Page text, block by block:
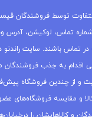
متفاوت توسط فروشندگان
تماس، لوکیشن، آدرس
تماس باشند. سایت راندنو
اقدام به جذب
و از چندین فروشگاه
کالا و مقایسه فروشگاه‌های